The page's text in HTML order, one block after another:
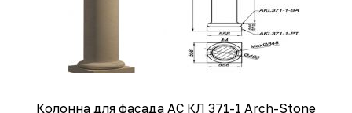
Колонна для фасада АС КЛ 371-1 Arch-Stone